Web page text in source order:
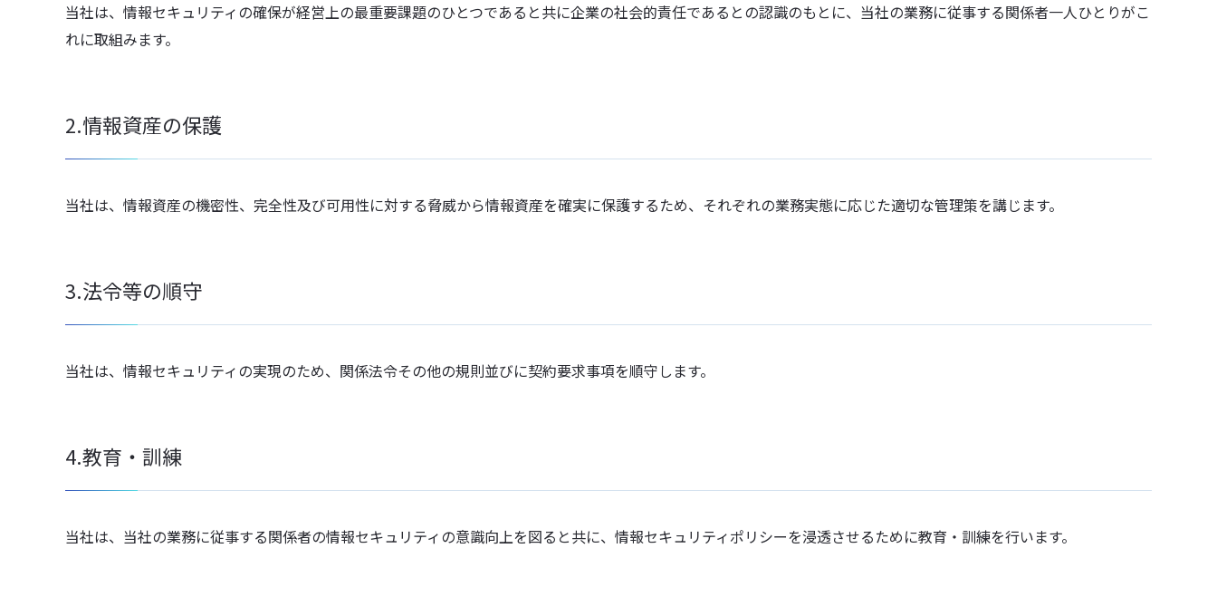
当社は、情報セキュリティの確保が経営上の最重要課題のひとつであると共に企業の社会的責任であるとの認識のもとに、当社の業務に従事する関係者一人ひとりがこ
れに取組みます。
2.情報資産の保護
当社は、情報資産の機密性、完全性及び可用性に対する脅威から情報資産を確実に保護するため、それぞれの業務実態に応じた適切な管理策を講じます。
3.法令等の順守
当社は、情報セキュリティの実現のため、関係法令その他の規則並びに契約要求事項を順守します。
4.教育・訓練
当社は、当社の業務に従事する関係者の情報セキュリティの意識向上を図ると共に、情報セキュリティポリシーを浸透させるために教育・訓練を行います。